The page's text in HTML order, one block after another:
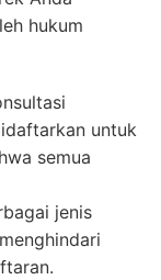
hukum
untuk
semua
jenis